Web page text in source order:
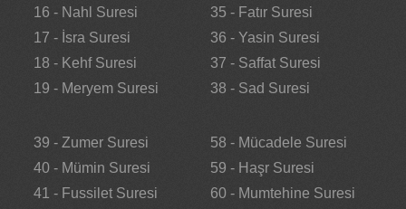
16 - Nahl Suresi
17 - İsra Suresi
18 - Kehf Suresi
19 - Meryem Suresi
35 - Fatır Suresi
36 - Yasin Suresi
37 - Saffat Suresi
38 - Sad Suresi
39 - Zumer Suresi
40 - Mümin Suresi
41 - Fussilet Suresi
58 - Mücadele Suresi
59 - Haşr Suresi
60 - Mumtehine Suresi